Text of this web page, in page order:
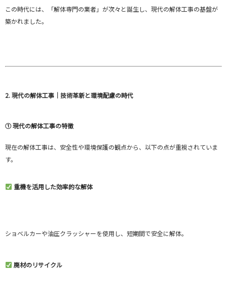
この時代には、「解体専門の業者」が次々と誕生し、現代の解体工事の基盤が
築かれました。
2. 現代の解体工事｜技術革新と環境配慮の時代
① 現代の解体工事の特徴
現在の解体工事は、安全性や環境保護の観点から、以下の点が重視されていま
す。
重機を活用した効率的な解体
ショベルカーや油圧クラッシャーを使用し、短期間で安全に解体。
廃材のリサイクル